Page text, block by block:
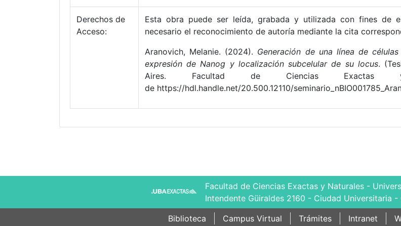
Derechos de
Acceso:
Esta obra puede ser leída, grabada y utilizada con fines de
necesario el reconocimiento de autoría mediante la cita
Aranovich, Melanie. (2024). Generación de una línea de
expresión de Nanog y localización subcelular de su locus.
Aires. Facultad de Ciencias Exactas y
de https://hdl.handle.net/20.500.12110/
Facultad de Ciencias Exactas y Naturales -
Intendente Güiraldes 2160 - Ciudad Universitaria
Biblioteca
Campus Virtual Trámites Intranet